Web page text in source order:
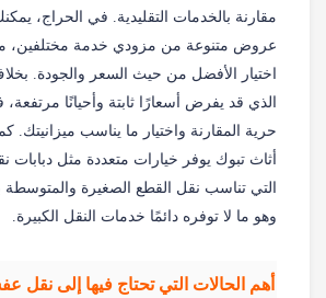
مقارنة بالخدمات التقليدية. في الحراج،
عروض متنوعة من مزودي خدمة مختلفين،
اختيار الأفضل من حيث السعر والجودة.
الذي قد يفرض أسعارًا ثابتة وأحيانًا
حرية المقارنة واختيار ما يناسب ميزانيتك.
أثاث تبوك يوفر خيارات متعددة مثل
التي تناسب نقل القطع الصغيرة والمتوسطة
وهو ما لا توفره دائمًا خدمات النقل الكبيرة.
أهم الحالات التي تحتاج فيها إلى نقل